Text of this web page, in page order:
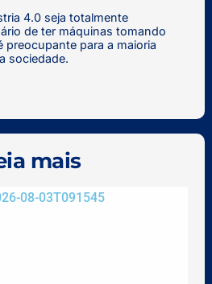
4.0 seja totalmente
de ter máquinas tomando
preocupante para a maioria
sociedade.
mais